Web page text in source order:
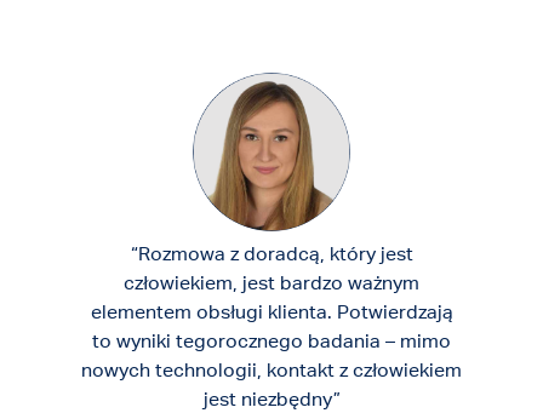
“Rozmowa z doradcą, który jest
człowiekiem, jest bardzo ważnym
elementem obsługi klienta. Potwierdzają
to wyniki tegorocznego badania – mimo
nowych technologii, kontakt z człowiekiem
jest niezbędny”